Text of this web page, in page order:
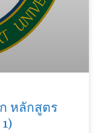
หลักสูตร